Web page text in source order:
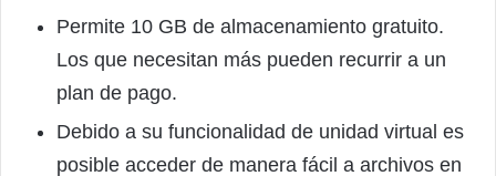
Permite 10 GB de almacenamiento gratuito.
Los que necesitan más pueden recurrir a un
plan de pago.
Debido a su funcionalidad de unidad virtual es
posible acceder de manera fácil a archivos en